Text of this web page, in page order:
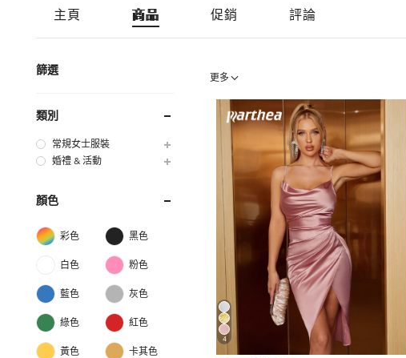
主頁 商品 促銷 評論
篩選
類別
常規女士服裝
婚禮 & 活動
顏色
彩色 黑色
白色 粉色
藍色 灰色
綠色 紅色
黃色 卡其色
更多
4